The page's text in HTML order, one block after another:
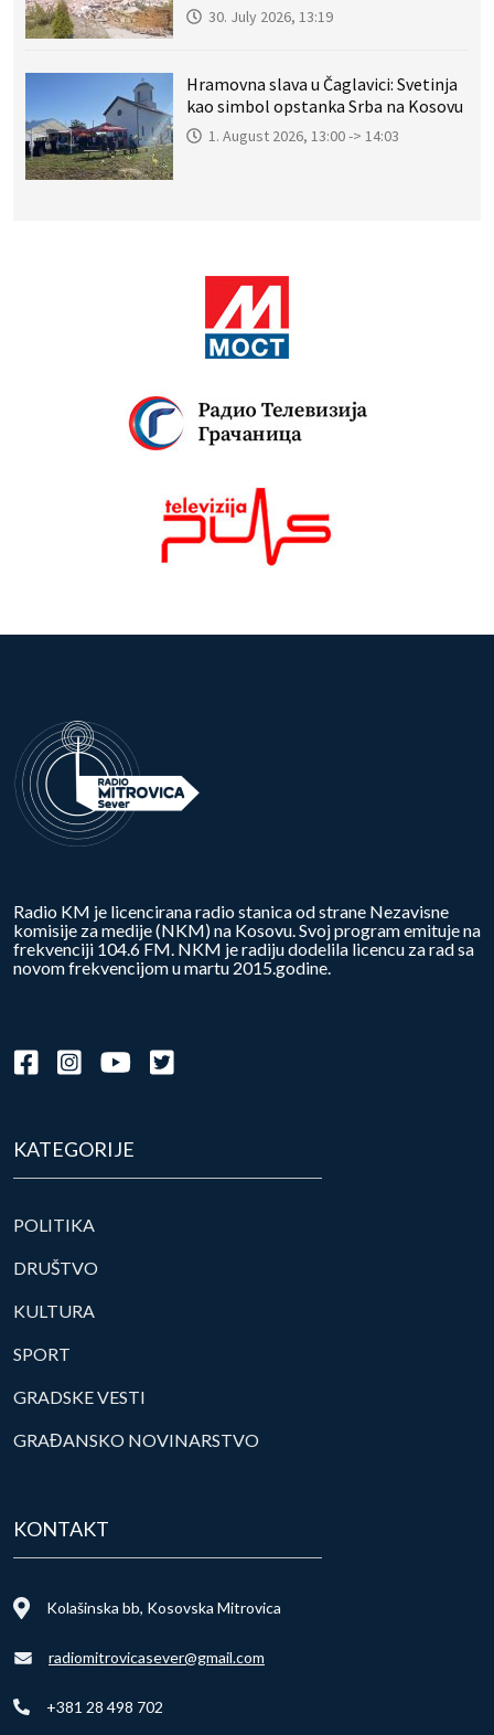
30. July 2026, 13:19
Hramovna slava u Čaglavici: Svetinja
kao simbol opstanka Srba na Kosovu
1. August 2026, 13:00 -> 14:03
Radio KM je licencirana radio stanica od strane Nezavisne
komisije za medije (NKM) na Kosovu. Svoj program emituje na
frekvenciji 104.6 FM. NKM je radiju dodelila licencu za rad sa
novom frekvencijom u martu 2015.godine.
KATEGORIJE
POLITIKA
DRUŠTVO
KULTURA
SPORT
GRADSKE VESTI
GRAĐANSKO NOVINARSTVO
KONTAKT
Kolašinska bb, Kosovska Mitrovica
radiomitrovicasever@gmail.com
+381 28 498 702